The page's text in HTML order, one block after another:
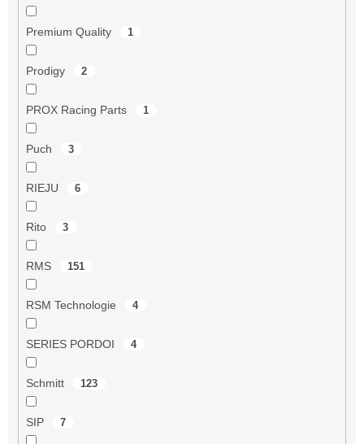
Premium Quality 1
Prodigy 2
PROX Racing Parts 1
Puch 3
RIEJU 6
Rito 3
RMS 151
RSM Technologie 4
SERIES PORDOI 4
Schmitt 123
SIP 7